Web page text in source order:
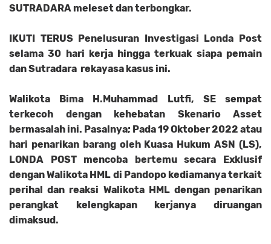
SUTRADARA meleset dan terbongkar.
IKUTI TERUS Penelusuran Investigasi Londa Post
selama 30 hari kerja hingga terkuak siapa pemain
dan Sutradara rekayasa kasus ini.
Walikota Bima H.Muhammad Lutfi, SE sempat
terkecoh dengan kehebatan Skenario Asset
bermasalah ini. Pasalnya; Pada 19 Oktober 2022 atau
hari penarikan barang oleh Kuasa Hukum ASN (LS),
LONDA POST mencoba bertemu secara Exklusif
dengan Walikota HML di Pandopo kediamanya terkait
perihal dan reaksi Walikota HML dengan penarikan
perangkat kelengkapan kerjanya diruangan
dimaksud.